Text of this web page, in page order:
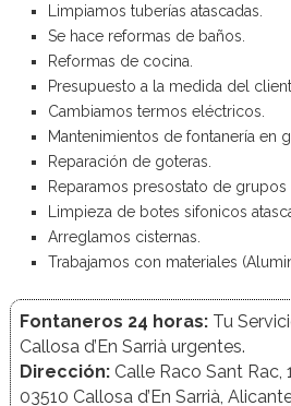
Limpiamos tuberías atascadas.
Se hace reformas de baños.
Reformas de cocina.
Presupuesto a la medida del
Cambiamos termos eléctricos.
Mantenimientos de fontanería en
Reparación de goteras.
Reparamos presostato de grupos
Limpieza de botes sifonicos
Arreglamos cisternas.
Trabajamos con materiales
Fontaneros 24 horas:Tu
Callosa d’En Sarrià urgentes.
Dirección:Calle Raco Sant Rac,
03510 Callosa d’En Sarrià,